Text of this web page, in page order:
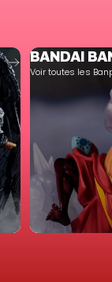
BANDAI
Voir toutes les